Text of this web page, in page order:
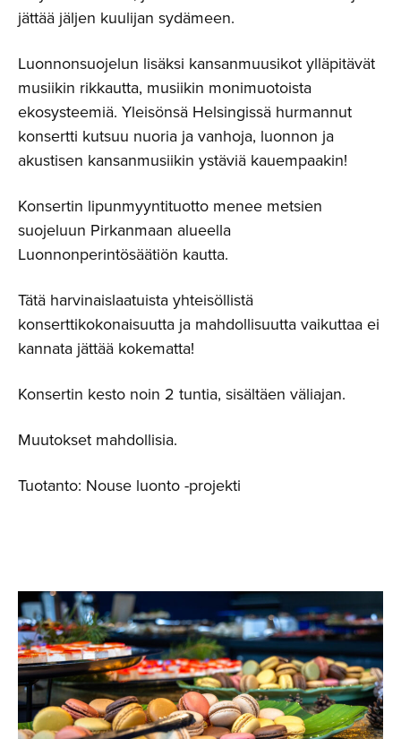
jättää jäljen kuulijan sydämeen.
Luonnonsuojelun lisäksi kansanmuusikot ylläpitävät
musiikin rikkautta, musiikin monimuotoista
ekosysteemiä. Yleisönsä Helsingissä hurmannut
konsertti kutsuu nuoria ja vanhoja, luonnon ja
akustisen kansanmusiikin ystäviä kauempaakin!
Konsertin lipunmyyntituotto menee metsien
suojeluun Pirkanmaan alueella
Luonnonperintösäätiön kautta.
Tätä harvinaislaatuista yhteisöllistä
konserttikokonaisuutta ja mahdollisuutta vaikuttaa ei
kannata jättää kokematta!
Konsertin kesto noin 2 tuntia, sisältäen väliajan.
Muutokset mahdollisia.
Tuotanto: Nouse luonto -projekti